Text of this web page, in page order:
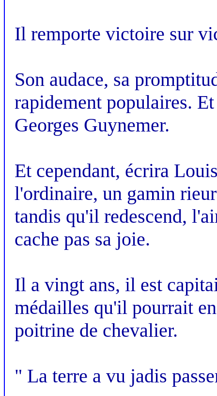
Il remporte victoire sur
Son audace, sa
rapidement populaires.
Georges Guynemer.
Et cependant, écrira
l'ordinaire, un gamin
tandis qu'il redescend,
cache pas sa joie.
Il a vingt ans, il est
médailles qu'il pourrait
poitrine de chevalier.
" La terre a vu jadis